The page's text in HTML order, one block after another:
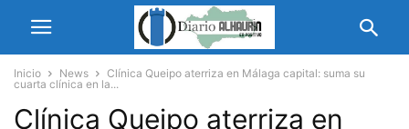
Inicio News
Clínica Queipo aterriza en Málaga capital: suma su
cuarta clínica en la...
Clínica Queipo aterriza en